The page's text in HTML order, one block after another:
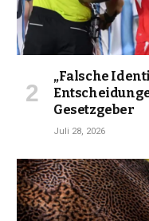
„Falsche
Gesetzgeber
Juli 28, 2026